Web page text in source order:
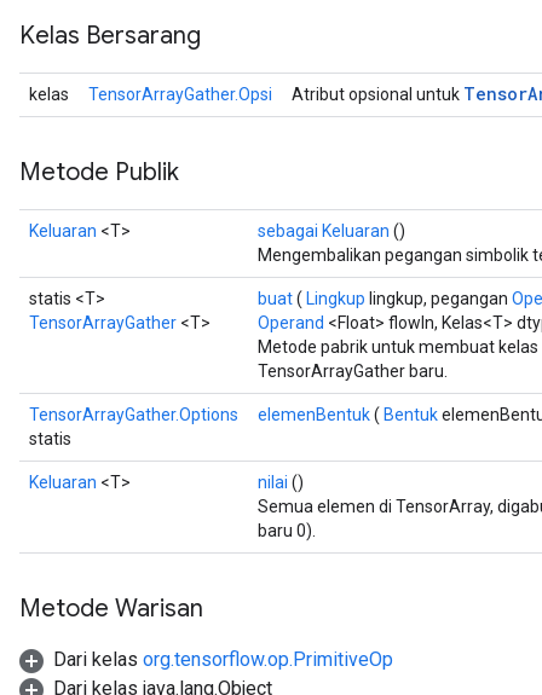
Kelas Bersarang
kelas TensorArrayGather.Opsi Atribut opsional untuk Tensor
Metode Publik
Keluaran <T> sebagai Keluaran ()
Mengembalikan pegangan simbolik
statis <T>
TensorArrayGather <T>
buat( Lingkup lingkup, pegangan
Operand <Float> flowIn, Kelas<T>
Metode pabrik untuk membuat
TensorArrayGather baru.
TensorArrayGather.Options
statis
elemenBentuk( Bentuk
Keluaran <T> nilai ()
Semua elemen di TensorArray,
baru 0).
Metode Warisan
Dari kelas org.tensorflow.op.PrimitiveOp
Dari kelas java.lang.Object